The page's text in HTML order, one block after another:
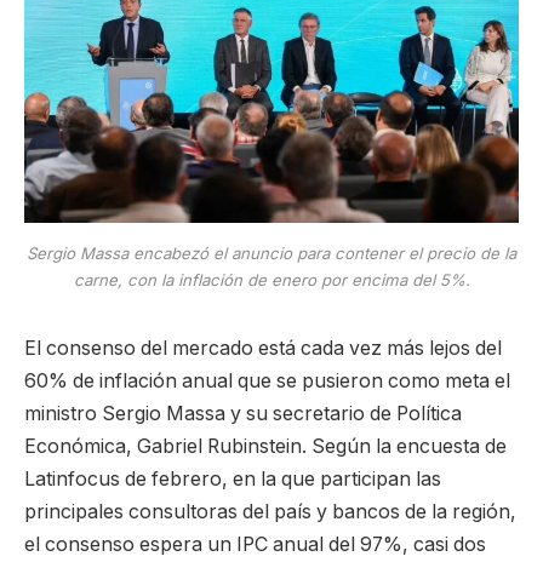
Sergio Massa encabezó el anuncio para contener el precio de la
carne, con la inflación de enero por encima del 5%.
El consenso del mercado está cada vez más lejos del
60% de inflación anual que se pusieron como meta el
ministro Sergio Massa y su secretario de Política
Económica, Gabriel Rubinstein. Según la encuesta de
Latinfocus de febrero, en la que participan las
principales consultoras del país y bancos de la región,
el consenso espera un IPC anual del 97%, casi dos